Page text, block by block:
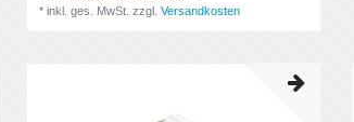
*inkl. ges. MwSt. zzgl.Versandkosten